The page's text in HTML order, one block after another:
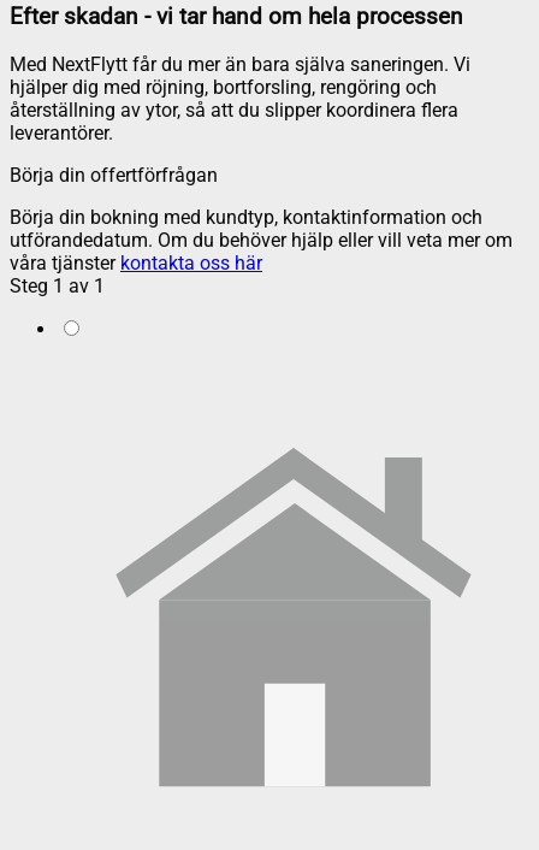
Efter skadan - vi tar hand om hela processen
Med NextFlytt får du mer än bara själva saneringen. Vi
hjälper dig med röjning, bortforsling, rengöring och
återställning av ytor, så att du slipper koordinera flera
leverantörer.
Börja din offertförfrågan
Börja din bokning med kundtyp, kontaktinformation och
utförandedatum. Om du behöver hjälp eller vill veta mer om
våra tjänster kontakta oss här
Steg 1 av 1